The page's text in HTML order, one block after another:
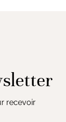
recevoir